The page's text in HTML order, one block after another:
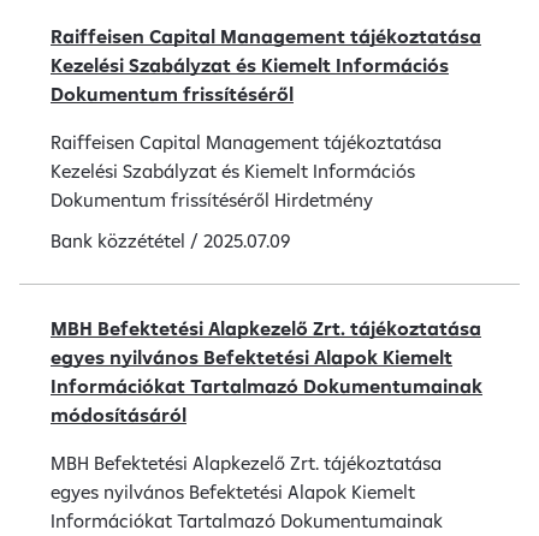
Raiffeisen Capital Management tájékoztatása
Kezelési Szabályzat és Kiemelt Információs
Dokumentum frissítéséről
Raiffeisen Capital Management tájékoztatása
Kezelési Szabályzat és Kiemelt Információs
Dokumentum frissítéséről Hirdetmény
Bank közzététel / 2025.07.09
MBH Befektetési Alapkezelő Zrt. tájékoztatása
egyes nyilvános Befektetési Alapok Kiemelt
Információkat Tartalmazó Dokumentumainak
módosításáról
MBH Befektetési Alapkezelő Zrt. tájékoztatása
egyes nyilvános Befektetési Alapok Kiemelt
Információkat Tartalmazó Dokumentumainak